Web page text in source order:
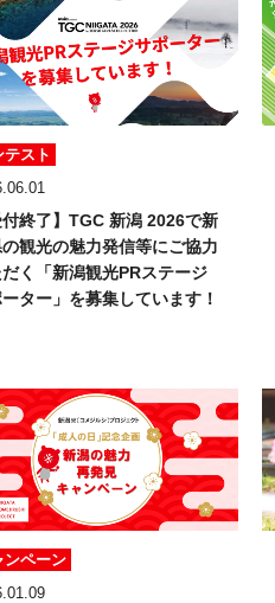
テスト
付終了】TGC 新潟 2026で新
観光の魅力発信等にご協力
く「新潟観光PRステージ
ター」を募集しています！
ンペーン